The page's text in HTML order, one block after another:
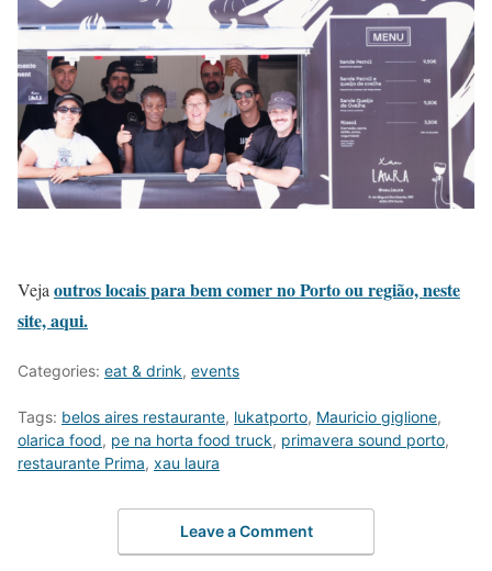
Veja outros locais para bem comer no Porto ou região, neste
site, aqui.
Categories: eat & drink, events
Tags: belos aires restaurante, lukatporto, Mauricio giglione,
olarica food, pe na horta food truck, primavera sound porto,
restaurante Prima, xau laura
Leave a Comment